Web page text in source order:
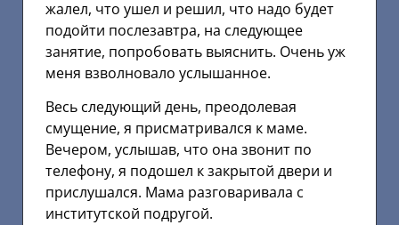
жалел, что ушел и решил, что надо будет
подойти послезавтра, на следующее
занятие, попробовать выяснить. Очень уж
меня взволновало услышанное.
Весь следующий день, преодолевая
смущение, я присматривался к маме.
Вечером, услышав, что она звонит по
телефону, я подошел к закрытой двери и
прислушался. Мама разговаривала с
институтской подругой.